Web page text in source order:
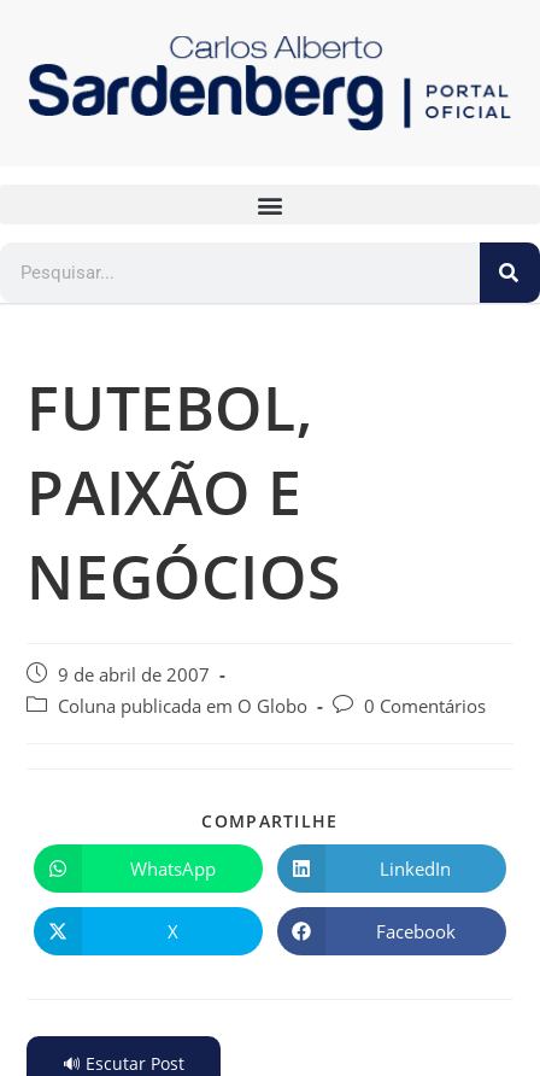
FUTEBOL,
PAIXÃO E
NEGÓCIOS
9 de abril de 2007
Coluna publicada em O Globo
0 Comentários
COMPARTILHE
WhatsApp LinkedIn
X Facebook
🔊 Escutar Post